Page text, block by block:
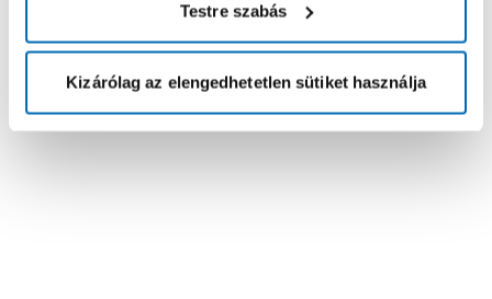
Testre szabás
Kizárólag az elengedhetetlen sütiket használja